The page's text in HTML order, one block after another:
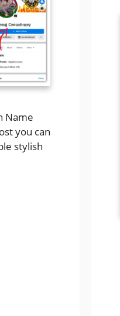
Name
you can
stylish